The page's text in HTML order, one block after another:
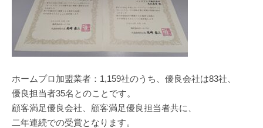
ホームプロ加盟業者：1,159社のうち、優良会社は83社、
優良担当者35名とのことです。
顧客満足優良会社、顧客満足優良担当者共に、
二年連続での受賞となります。